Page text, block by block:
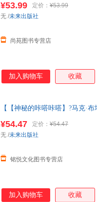
换货【让您无忧购物】
¥53.99 定价： ¥53.99
尚苑图书专营店
无 /未来出版社
加入购物车 收藏
【【神秘的咔嗒咔嗒】?马克·
马克·布塔旺
¥54.47 定价： ¥54.47
铭悦文化图书专营店
无 /未来出版社
加入购物车 收藏